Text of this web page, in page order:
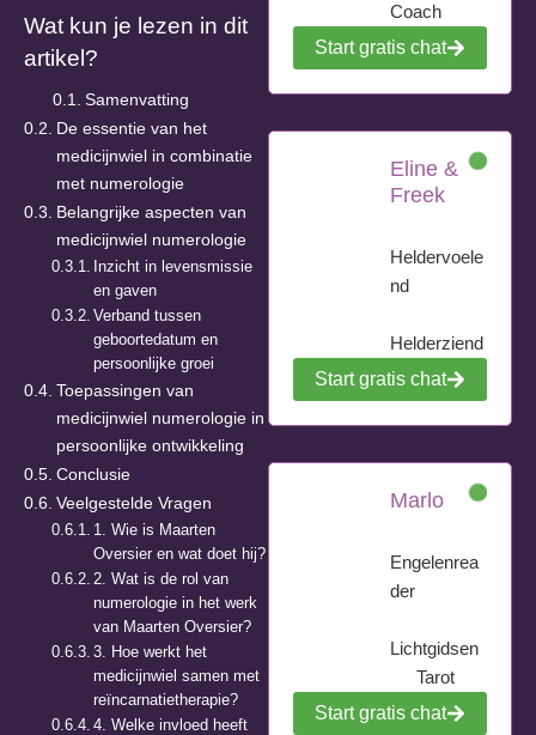
Wat kun je lezen in dit
artikel?
Samenvatting
De essentie van het
medicijnwiel in combinatie
met numerologie
Belangrijke aspecten van
medicijnwiel numerologie
Inzicht in levensmissie
en gaven
Verband tussen
geboortedatum en
persoonlijke groei
Toepassingen van
medicijnwiel numerologie in
persoonlijke ontwikkeling
Conclusie
Veelgestelde Vragen
1. Wie is Maarten
Oversier en wat doet hij?
2. Wat is de rol van
numerologie in het werk
van Maarten Oversier?
3. Hoe werkt het
medicijnwiel samen met
reïncarnatietherapie?
4. Welke invloed heeft
Coach
Start gratis chat
Eline &
Freek
Heldervoele
nd
Helderziend
Start gratis chat
Marlo
Engelenrea
der
Lichtgidsen
Tarot
Start gratis chat